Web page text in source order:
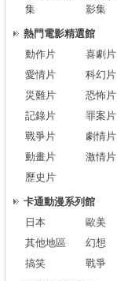
集
影集
熱門電影精選館
動作片
喜劇片
愛情片
科幻片
災難片
恐怖片
記錄片
罪案片
戰爭片
劇情片
動畫片
激情片
歷史片
卡通動漫系列館
日本
歐美
其他地區
幻想
搞笑
戰爭